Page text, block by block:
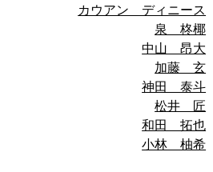
カウアン ディニース
泉 柊椰
中山 昂大
加藤 玄
神田 泰斗
松井 匠
和田 拓也
小林 柚希